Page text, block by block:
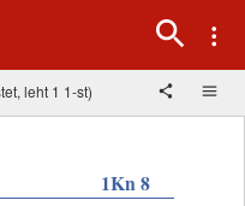
leht 1 1-st)
1Kn 8